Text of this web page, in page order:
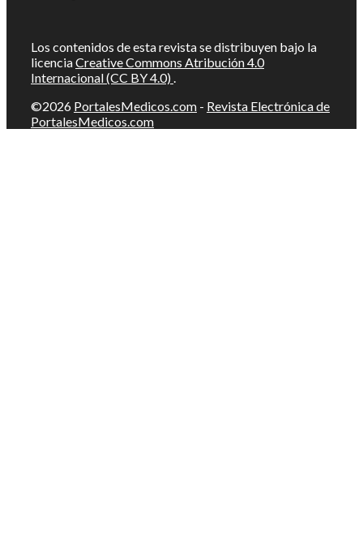
Los contenidos de esta revista se distribuyen bajo la
licenciaCreative Commons Atribución 4.0
Internacional (CC BY 4.0) .
©2026 PortalesMedicos.com - Revista Electrónica de
PortalesMedicos.com